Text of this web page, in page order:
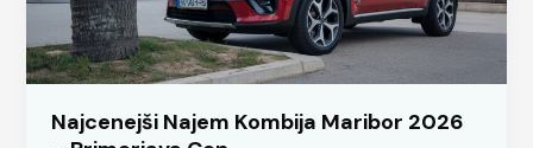
Najcenejši Najem Kombija Maribor 2026